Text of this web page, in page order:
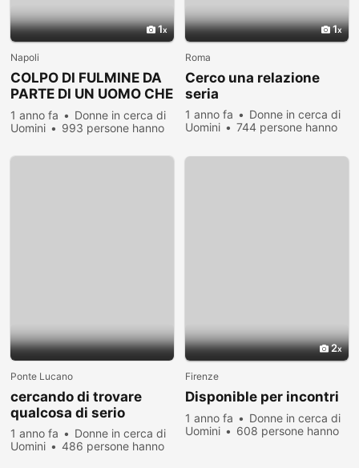
1
Napoli
COLPO DI FULMINE DA
PARTE DI UN UOMO CHE
SFOCI IN UN
MATRIMONIO
1 anno fa
Donne in cerca di
Uomini
993 persone hanno
1
Roma
Cerco una relazione
seria
1 anno fa
Donne in cerca di
Uomini
744 persone hanno
Ponte Lucano
cercando di trovare
qualcosa di serio
1 anno fa
Donne in cerca di
Uomini
486 persone hanno
2
Firenze
Disponible per incontri
1 anno fa
Donne in cerca di
Uomini
608 persone hanno